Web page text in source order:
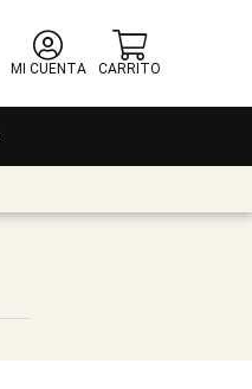
MI CUENTA
CARRITO